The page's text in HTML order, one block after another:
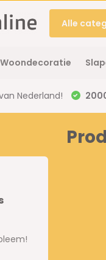
Alle
Woondecoratie
Nederland!